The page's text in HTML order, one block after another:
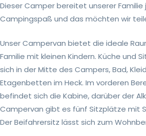
Dieser Camper bereitet unserer Familie
Campingspaß und das möchten wir
Unser Campervan bietet die ideale
Familie mit kleinen Kindern. Küche und
sich in der Mitte des Campers, Bad,
Etagenbetten im Heck. Im vorderen
befindet sich die Kabine, darüber der
Campervan gibt es fünf Sitzplätze mit
Der Beifahrersitz lässt sich zum